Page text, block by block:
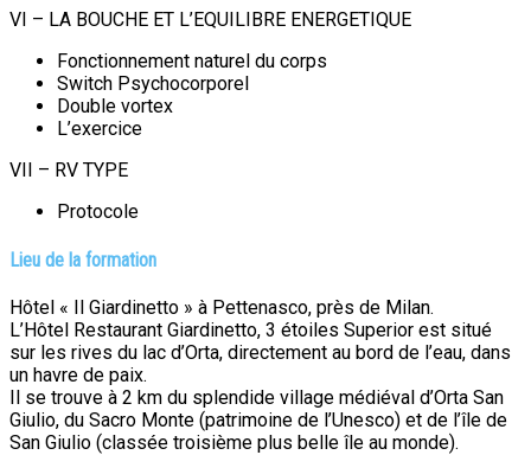
VI – LA BOUCHE ET L’EQUILIBRE ENERGETIQUE
Fonctionnement naturel du corps
Switch Psychocorporel
Double vortex
L’exercice
VII – RV TYPE
Protocole
Lieu de la formation
Hôtel « Il Giardinetto » à Pettenasco, près de Milan.
L’Hôtel Restaurant Giardinetto, 3 étoiles Superior est situé
sur les rives du lac d’Orta, directement au bord de l’eau, dans
un havre de paix.
Il se trouve à 2 km du splendide village médiéval d’Orta San
Giulio, du Sacro Monte (patrimoine de l’Unesco) et de l’île de
San Giulio (classée troisième plus belle île au monde).